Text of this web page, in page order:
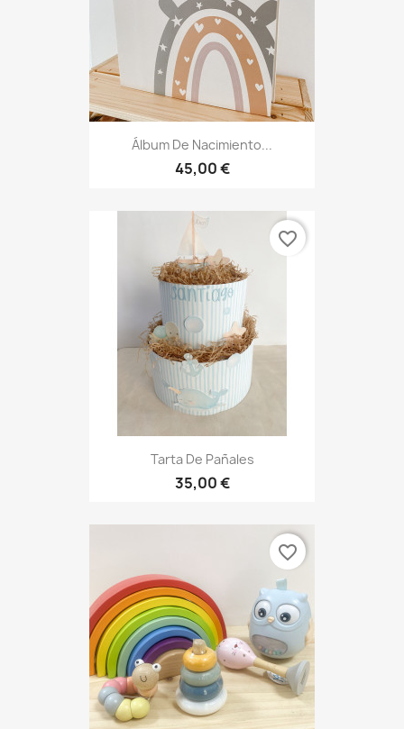
Álbum De Nacimiento...
45,00 €
Tarta De Pañales
35,00 €
favorite_border
favorite_border